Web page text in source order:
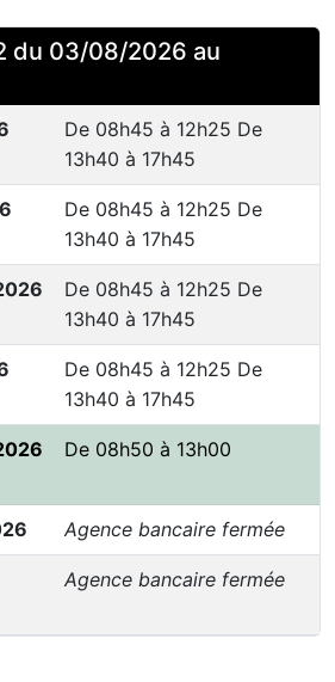
du 03/08/2026 au
De 08h45 à 12h25 De
13h40 à 17h45
De 08h45 à 12h25 De
13h40 à 17h45
De 08h45 à 12h25 De
13h40 à 17h45
De 08h45 à 12h25 De
13h40 à 17h45
De 08h50 à 13h00
Agence bancaire fermée
Agence bancaire fermée